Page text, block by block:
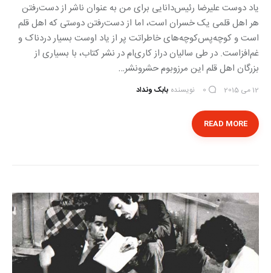
یاد دوست علیرضا رئیس‌دانایی برای من به عنوان ناشر از دست‌رفتن
هر اهل قلمی یک خسران است، اما از دست‌رفتن دوستی که اهل قلم
است و کوچه‌پس‌کوچه‌های خاطراتت پر از یاد اوست بسیار دردناک و
غم‌افزاست. در طی سالیان دراز کاری‌ام در نشر کتاب، با بسیاری از
بزرگان اهل قلم این مرز‌و‌بوم حشر‌و‌نشر…
12 می 2015 0 نویسنده بابک ونداد
READ MORE